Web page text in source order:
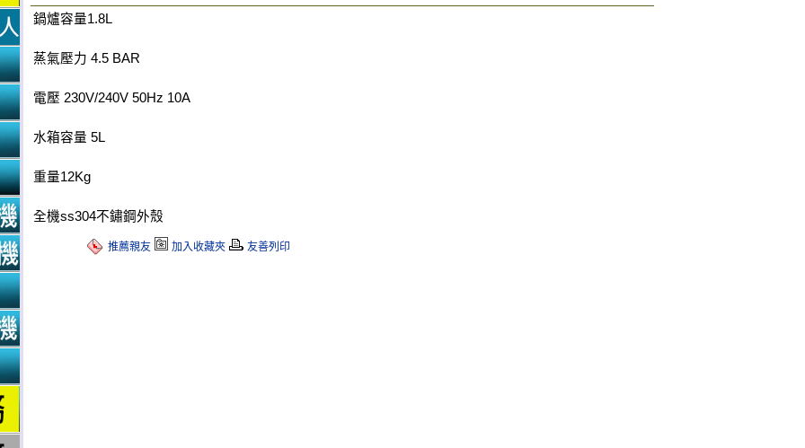
鍋爐容量1.8L
蒸氣壓力 4.5 BAR
電壓 230V/240V 50Hz 10A
水箱容量 5L
重量12Kg
全機ss304不鏽鋼外殼
推薦親友 加入收藏夾 友善列印